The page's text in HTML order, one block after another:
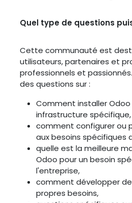
Quel type de questions
Cette communauté est
utilisateurs, partenaires et
professionnels et
des questions sur :
Comment installer Odoo
infrastructure spécifique,
comment configurer ou
aux besoins spécifiques
quelle est la meilleure
Odoo pour un besoin
l'entreprise,
comment développer
propres besoins,